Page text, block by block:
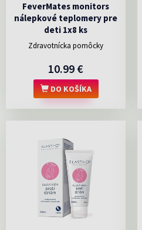
FeverMates monitors
nálepkové teplomery pre
deti 1x8 ks
Zdravotnícka pomôcky
10.99 €
DO KOŠÍKA